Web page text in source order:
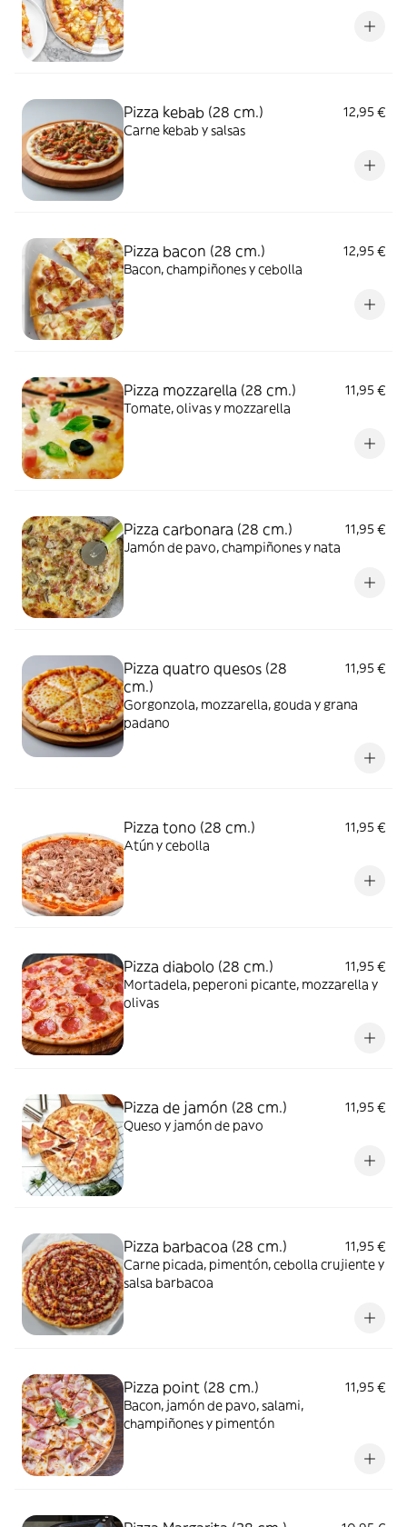
Pizza kebab (28 cm.)
12,95 €
Carne kebab y salsas
Pizza bacon (28 cm.)
12,95 €
Bacon, champiñones y cebolla
Pizza mozzarella (28 cm.)
11,95 €
Tomate, olivas y mozzarella
Pizza carbonara (28 cm.)
11,95 €
Jamón de pavo, champiñones y nata
Pizza quatro quesos (28
cm.)
11,95 €
Gorgonzola, mozzarella, gouda y grana
padano
Pizza tono (28 cm.)
11,95 €
Atún y cebolla
Pizza diabolo (28 cm.)
11,95 €
Mortadela, peperoni picante, mozzarella y
olivas
Pizza de jamón (28 cm.)
11,95 €
Queso y jamón de pavo
Pizza barbacoa (28 cm.)
11,95 €
Carne picada, pimentón, cebolla crujiente y
salsa barbacoa
Pizza point (28 cm.)
11,95 €
Bacon, jamón de pavo, salami,
champiñones y pimentón